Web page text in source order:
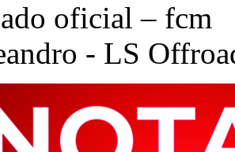
oficial – fcm
- LS